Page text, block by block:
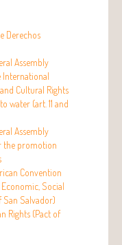
Derechos
Assembly
International
Cultural Rights
water (art. 11 and
Assembly
the promotion
Convention
Social
San Salvador)
Rights (Pact of